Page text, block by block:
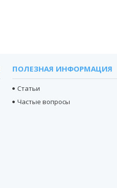
ПОЛЕЗНАЯ ИНФОРМАЦИЯ
Статьи
Частые вопросы